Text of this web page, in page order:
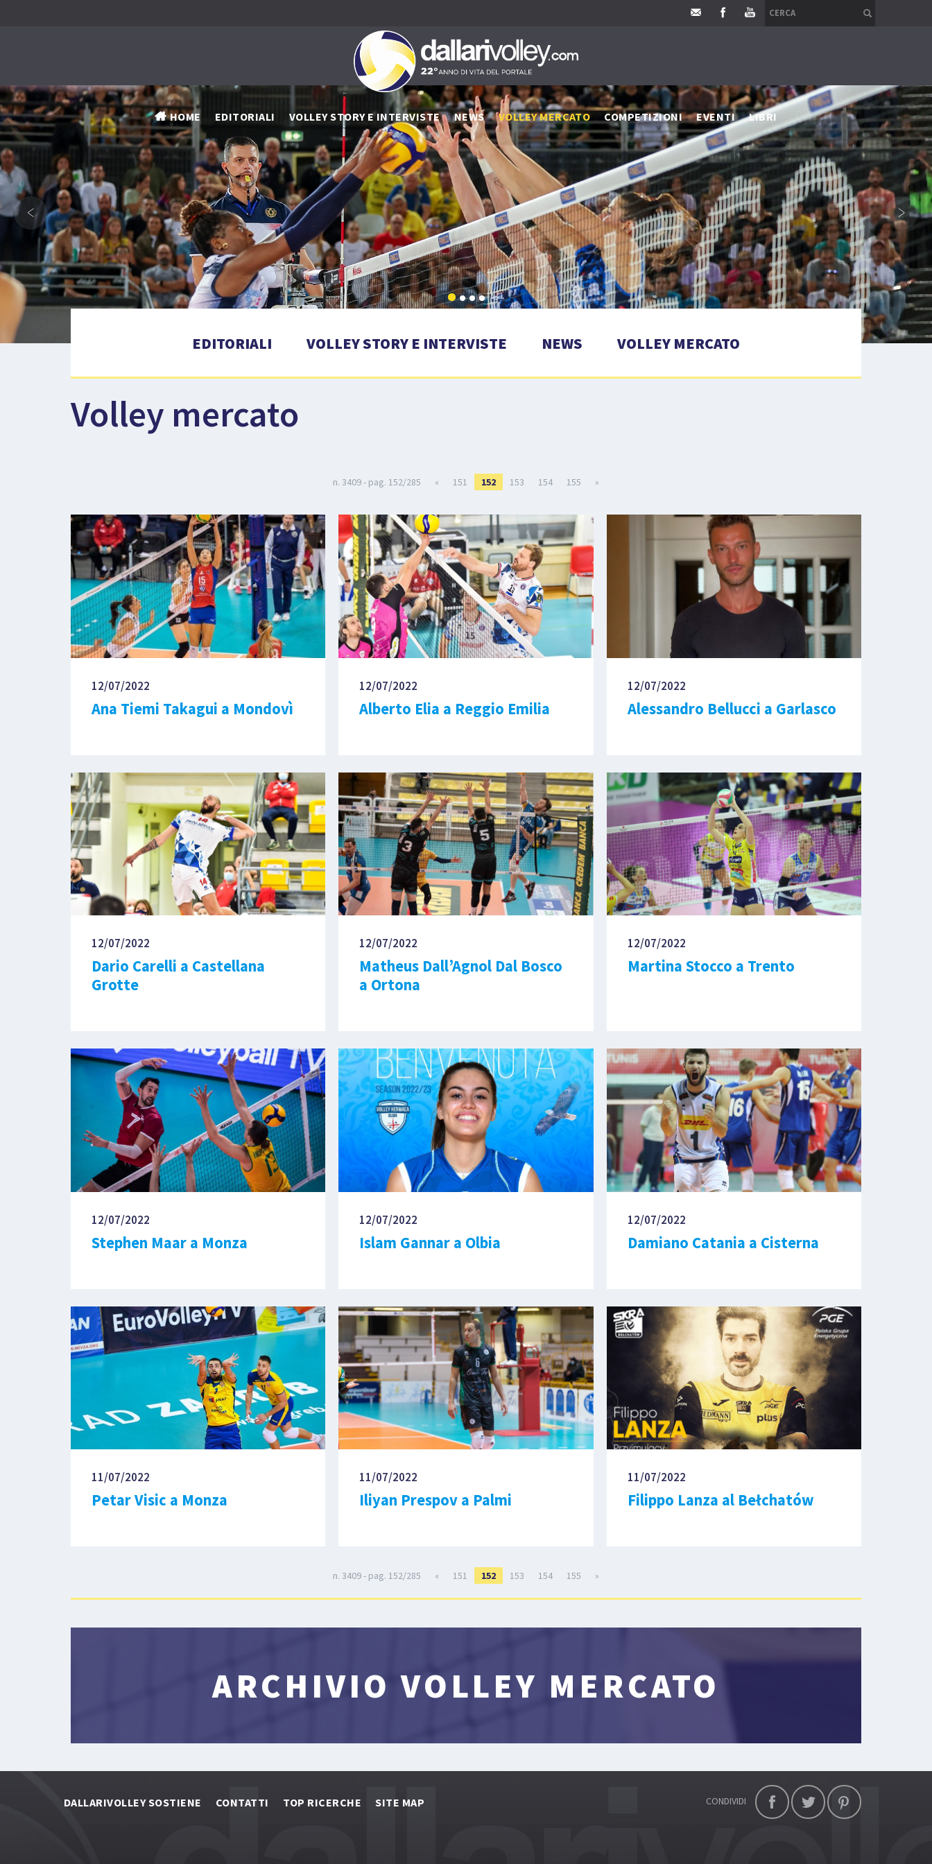
HOME EDITORIALI VOLLEY STORY E INTERVISTE NEWS VOLLEY MERCATO COMPETIZIONI EVENTI LIBRI
‹ ›
EDITORIALI VOLLEY STORY E INTERVISTE NEWS VOLLEY MERCATO
Volley mercato
n. 3409 - pag. 152/285 « 151 152 153 154 155 »
12/07/2022
Ana Tiemi Takagui a Mondovì
12/07/2022
Alberto Elia a Reggio Emilia
12/07/2022
Alessandro Bellucci a Garlasco
12/07/2022
Dario Carelli a Castellana
Grotte
12/07/2022
Matheus Dall’Agnol Dal Bosco
a Ortona
12/07/2022
Martina Stocco a Trento
12/07/2022
Stephen Maar a Monza
12/07/2022
Islam Gannar a Olbia
12/07/2022
Damiano Catania a Cisterna
11/07/2022
Petar Visic a Monza
11/07/2022
Iliyan Prespov a Palmi
11/07/2022
Filippo Lanza al Bełchatów
n. 3409 - pag. 152/285 « 151 152 153 154 155 »
ARCHIVIO VOLLEY MERCATO
DALLARIVOLLEY SOSTIENE CONTATTI TOP RICERCHE SITE MAP CONDIVIDI